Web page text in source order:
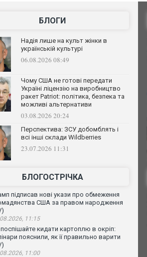
БЛОГИ
Надія лише на культ жінки в
українській культурі
06.08.2026 08:49
Чому США не готові передати
Україні ліцензію на виробництво
ракет Patriot: політика, безпека та
можливі альтернативи
03.08.2026 20:24
Перспектива: ЗСУ добомблять і
всі інші склади Wildberries
23.07.2026 11:31
БЛОГОСТРІЧКА
підписав нові укази про обмеження
США за правом народження
11:15
кидати картоплю в окріп:
пояснили, як її правильно варити
11:00